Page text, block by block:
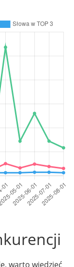
warto wiedzieć